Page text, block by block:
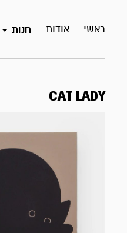
ראשי אודות חנות
CAT LADY